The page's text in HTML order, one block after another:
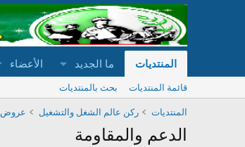
المنتديات ما الجديد الأعضاء
قائمة المنتديات
بحث بالمنتديات
المنتديات
ركن عالم الشغل والتشغيل عروض
الدعم والمقاومة